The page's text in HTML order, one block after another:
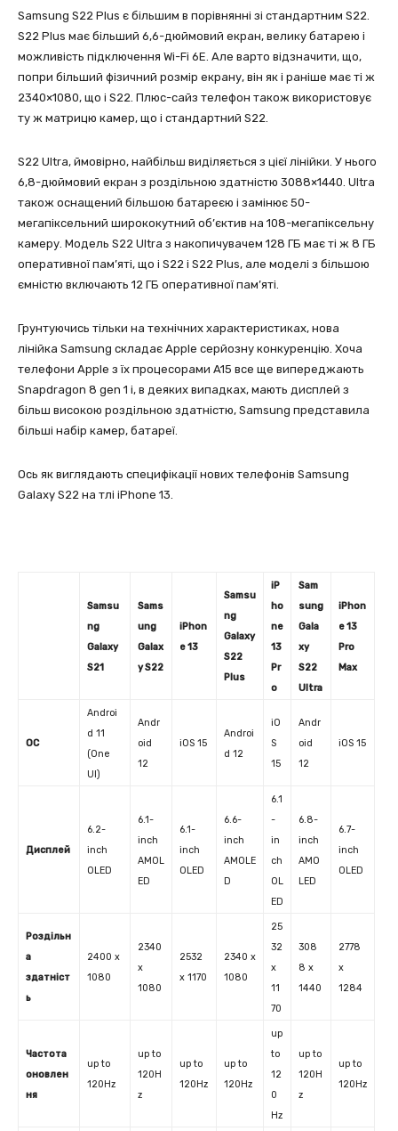
Samsung S22 Plus є більшим в порівнянні зі стандартним S22.
S22 Plus має більший 6,6-дюймовий екран, велику батарею і
можливість підключення Wi-Fi 6E. Але варто відзначити, що,
попри більший фізичний розмір екрану, він як і раніше має ті ж
2340×1080, що і S22. Плюс-сайз телефон також використовує
ту ж матрицю камер, що і стандартний S22.
S22 Ultra, ймовірно, найбільш виділяється з цієї лінійки. У нього
6,8-дюймовий екран з роздільною здатністю 3088×1440. Ultra
також оснащений більшою батареєю і замінює 50-
мегапіксельний ширококутний об’єктив на 108-мегапіксельну
камеру. Модель S22 Ultra з накопичувачем 128 ГБ має ті ж 8 ГБ
оперативної пам’яті, що і S22 і S22 Plus, але моделі з більшою
ємністю включають 12 ГБ оперативної пам’яті.
Грунтуючись тільки на технічних характеристиках, нова
лінійка Samsung складає Apple серйозну конкуренцію. Хоча
телефони Apple з їх процесорами A15 все ще випереджають
Snapdragon 8 gen 1 і, в деяких випадках, мають дисплей з
більш високою роздільною здатністю, Samsung представила
більші набір камер, батареї.
Ось як виглядають специфікації нових телефонів Samsung
Galaxy S22 на тлі iPhone 13.
Samsu
ng
Galaxy
S21
Sams
ung
Galax
y S22
iPhon
e 13
Samsu
ng
Galaxy
S22
Plus
iP
ho
ne
13
Pr
o
Sam
sung
Gala
xy
S22
Ultra
iPhon
e 13
Pro
Max
ОС
Androi
d 11
(One
UI)
Andr
oid
12
iOS 15
Androi
d 12
iO
S
15
Andr
oid
12
iOS 15
Дисплей
6.2-
inch
OLED
6.1-
inch
AMOL
ED
6.1-
inch
OLED
6.6-
inch
AMOLE
D
6.1
-
in
ch
OL
ED
6.8-
inch
AMO
LED
6.7-
inch
OLED
Роздільн
а
здатніст
ь
2400 x
1080
2340
x
1080
2532
x 1170
2340 x
1080
25
32
x
11
70
308
8 x
1440
2778
x
1284
Частота
оновлен
ня
up to
120Hz
up to
120H
z
up to
120Hz
up to
120Hz
up
to
12
0
Hz
up to
120H
z
up to
120Hz